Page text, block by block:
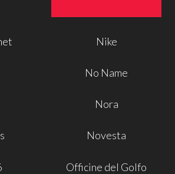
Nike
No Name
Nora
Novesta
Officine del Golfo